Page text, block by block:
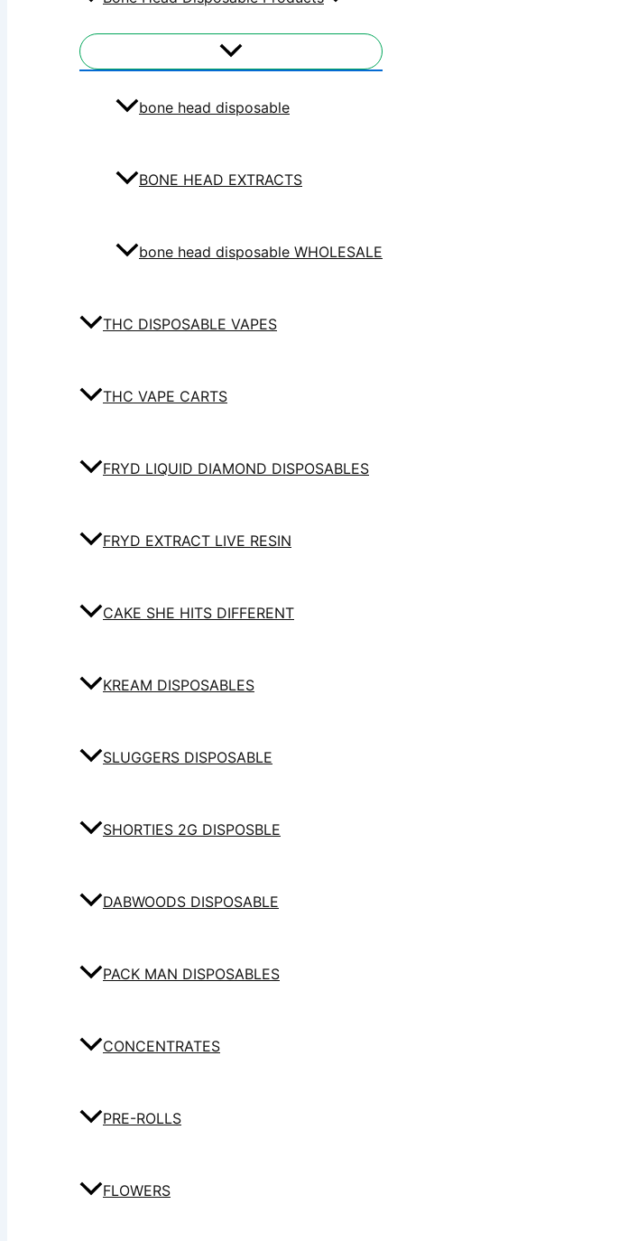
bone head disposable
BONE HEAD EXTRACTS
bone head disposable WHOLESALE
THC DISPOSABLE VAPES
THC VAPE CARTS
FRYD LIQUID DIAMOND DISPOSABLES
FRYD EXTRACT LIVE RESIN
CAKE SHE HITS DIFFERENT
KREAM DISPOSABLES
SLUGGERS DISPOSABLE
SHORTIES 2G DISPOSBLE
DABWOODS DISPOSABLE
PACK MAN DISPOSABLES
CONCENTRATES
PRE-ROLLS
FLOWERS